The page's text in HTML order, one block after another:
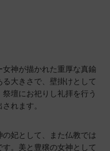
神が描かれた重厚な真鍮
大きさで、壁掛けとして
壇にお祀りし礼拝を行う
れます。
妃として、また仏教では
。美と豊穣の女神として